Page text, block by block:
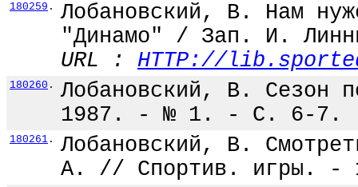
180259 .
Лобановский, В. Нам
"Динамо" / Зап. И.
URL : HTTP://
180260 .
Лобановский, В. Сезон
1987. - № 1. - С. 6-7.
180261 .
Лобановский, В.
А. // Спортив. игры.